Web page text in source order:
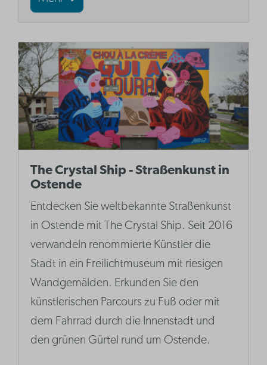
The Crystal Ship - Straßenkunst in
Ostende
Entdecken Sie weltbekannte Straßenkunst
in Ostende mit The Crystal Ship. Seit 2016
verwandeln renommierte Künstler die
Stadt in ein Freilichtmuseum mit riesigen
Wandgemälden. Erkunden Sie den
künstlerischen Parcours zu Fuß oder mit
dem Fahrrad durch die Innenstadt und
den grünen Gürtel rund um Ostende.